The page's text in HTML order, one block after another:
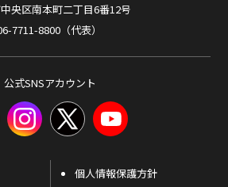
央区南本町二丁目6番12号
7711-8800（代表）
公式SNSアカウント
個人情報保護方針